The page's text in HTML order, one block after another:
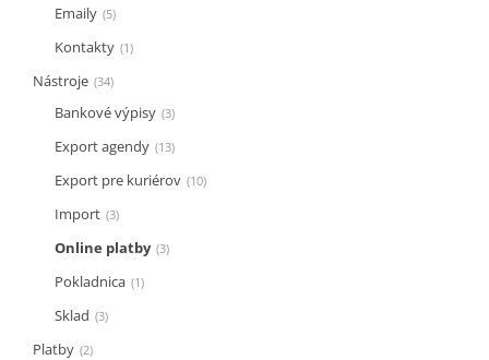
Emaily 5
Kontakty 1
Nástroje 34
Bankové výpisy 3
Export agendy 13
Export pre kuriérov 10
Import 3
Online platby 3
Pokladnica 1
Sklad 3
Platby 2